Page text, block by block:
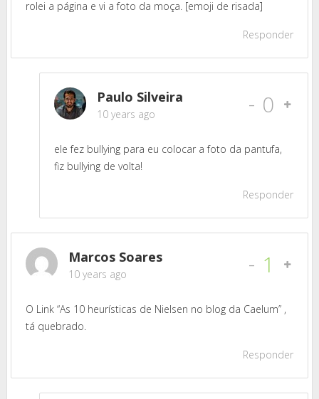
rolei a página e vi a foto da moça. [emoji de risada]
Responder
Paulo Silveira
10 years ago - 0
ele fez bullying para eu colocar a foto da pantufa,
fiz bullying de volta!
Responder
Marcos Soares
10 years ago - 1
O Link “As 10 heurísticas de Nielsen no blog da Caelum” ,
tá quebrado.
Responder